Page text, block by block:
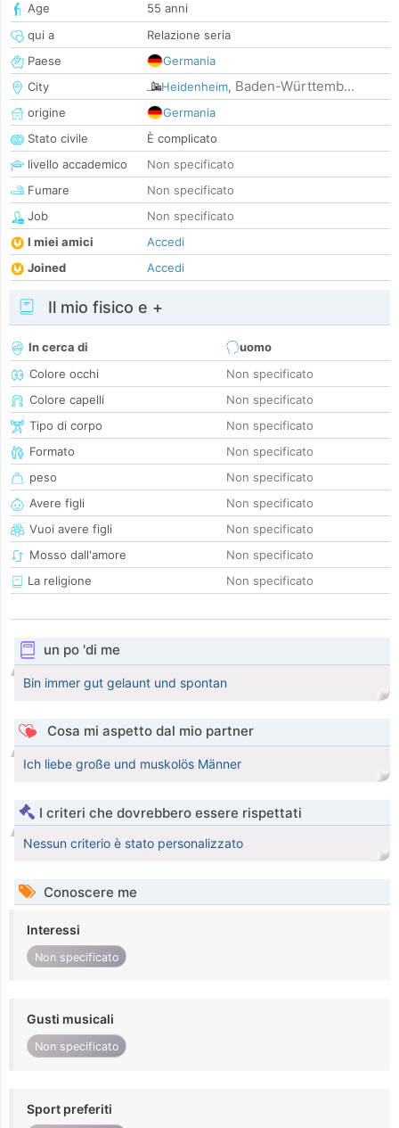
Age
55 anni
qui a
Relazione seria
Paese
Germania
City
Heidenheim, Baden-Württemb...
origine
Germania
Stato civile
È complicato
livello accademico
Non specificato
Fumare
Non specificato
Job
Non specificato
I miei amici
Accedi
Joined
Accedi
Il mio fisico e +
In cerca di
uomo
Colore occhi
Non specificato
Colore capelli
Non specificato
Tipo di corpo
Non specificato
Formato
Non specificato
peso
Non specificato
Avere figli
Non specificato
Vuoi avere figli
Non specificato
Mosso dall'amore
Non specificato
La religione
Non specificato
un po 'di me
Bin immer gut gelaunt und spontan
Cosa mi aspetto dal mio partner
Ich liebe große und muskolös Männer
I criteri che dovrebbero essere rispettati
Nessun criterio è stato personalizzato
Conoscere me
Interessi
Non specificato
Gusti musicali
Non specificato
Sport preferiti